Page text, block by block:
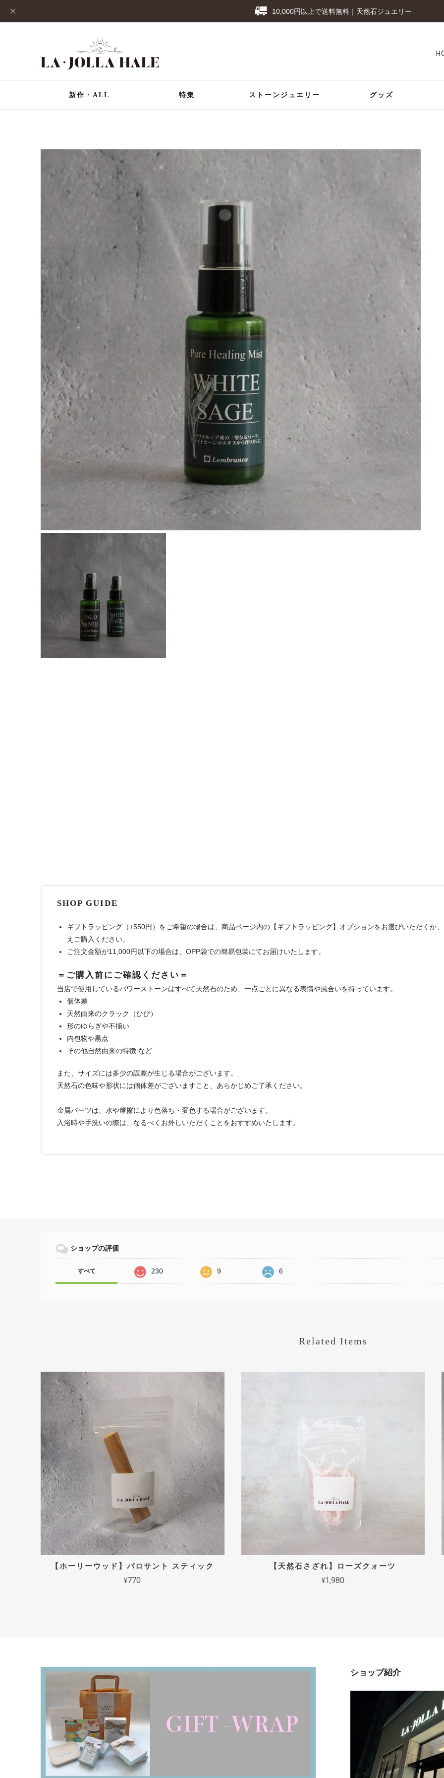
10,000円以上で送料無料｜天然石ジュエリー
新作・ALL 特集 ストーンジュエリー グッズ
SHOP GUIDE
ギフトラッピング（+550円）をご希望の場合は、商品ページ内の【ギフトラッピング】オプションをお選びいただくか
えご購入ください。
ご注文金額が11,000円以下の場合は、OPP袋での簡易包装にてお届けいたします。
＝ご購入前にご確認ください＝
当店で使用しているパワーストーンはすべて天然石のため、一点ごとに異なる表情や風合いを持っています。
個体差
天然由来のクラック（ひび）
形のゆらぎや不揃い
内包物や黒点
その他自然由来の特徴 など
また、サイズには多少の誤差が生じる場合がございます。
天然石の色味や形状には個体差がございますこと、あらかじめご了承ください。
金属パーツは、水や摩擦により色落ち・変色する場合がございます。
入浴時や手洗いの際は、なるべくお外しいただくことをおすすめいたします。
ショップの評価
すべて 230 9 6
Related Items
【ホーリーウッド】パロサント スティック
¥770
【天然石さざれ】ローズクォーツ
¥1,980
ショップ紹介